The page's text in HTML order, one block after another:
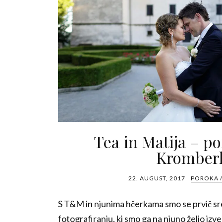
Tea in Matija –
22. AUGUST, 2017 POROKA
S T&M in njunima hčerkama smo se prvič
fotografiranju, ki smo ga na njuno željo